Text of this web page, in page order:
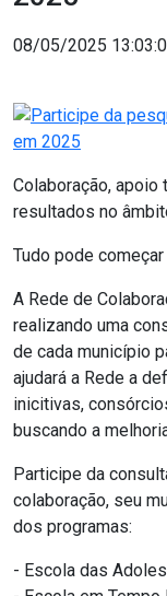
08/05/2025
Colaboração,
resultados no
Tudo pode
A Rede de
realizando uma
de cada município
ajudará a Rede a
inicitivas,
buscando a
Participe da
colaboração, seu
dos programas:
- Escola das